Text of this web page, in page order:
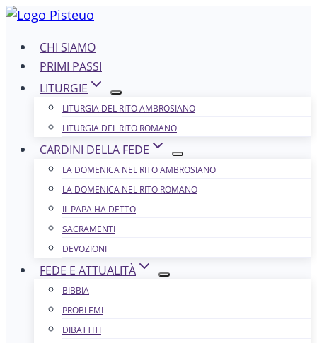
Salta
contenutoCHI SIAMO
PRIMI PASSI
LITURGIE
LITURGIA DEL RITO AMBROSIANO
LITURGIA DEL RITO ROMANO
CARDINI DELLA FEDE
LA DOMENICA NEL R​​​​​​ITO AMBROSIANO
LA DOMENICA NEL RITO ROMANO
IL PAPA HA DETTO
SACRAMENTI
DEVOZIONI
FEDE E ATTUALITÀ
BIBBIA
PROBLEMI
DIBATTITI